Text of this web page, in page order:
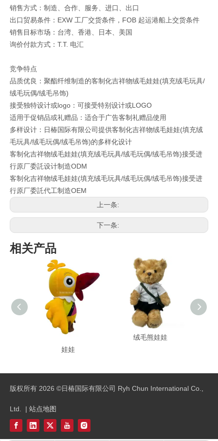
销售方式：制造、合作、服务、进口、出口
出口贸易条件：EXW 工厂交货条件，FOB 起运港船上交货条件
销售目标市场：台湾、香港、日本、美国
询价付款方式：T.T. 电汇
竞争特点
品质优良：聚酯纤维制造的客制化吉祥物绒毛娃娃(填充绒毛玩具/
绒毛玩偶/绒毛吊饰)
接受独特设计或logo：可接受特别设计或LOGO
适用于促销品或礼赠品：适合于广告客制礼赠品使用
多样设计：日椿国际有限公司提供客制化吉祥物绒毛娃娃(填充绒
毛玩具/绒毛玩偶/绒毛吊饰)的多样化设计
客制化吉祥物绒毛娃娃(填充绒毛玩具/绒毛玩偶/绒毛吊饰)接受进
行原厂委託设计制造ODM
客制化吉祥物绒毛娃娃(填充绒毛玩具/绒毛玩偶/绒毛吊饰)接受进
行原厂委託代工制造OEM
上一条:
下一条:
相关产品
客制化填充绒毛鸟造型
娃娃
绒毛熊娃娃
版权所有 2026 ©日椿国际有限公司 Ryh Chun International Co.,
Ltd. | 站点地图